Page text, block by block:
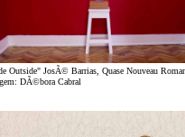
Outside" JosÃ© Barrias, Quase Nouveau
DÃ©bora Cabral